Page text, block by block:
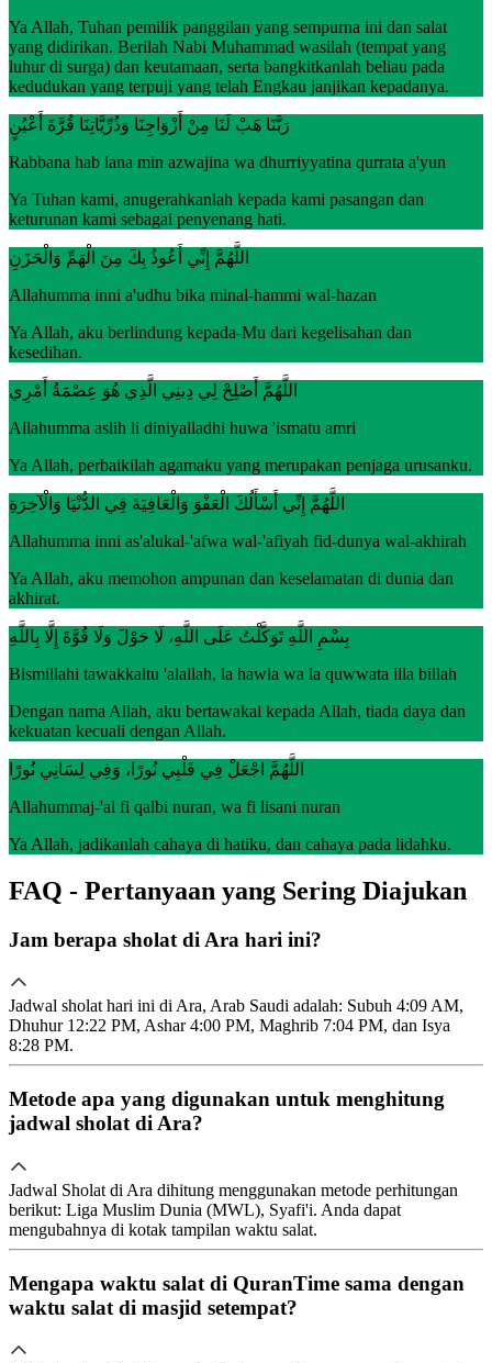
Ya Allah, Tuhan pemilik panggilan yang sempurna ini dan salat
yang didirikan. Berilah Nabi Muhammad wasilah (tempat yang
luhur di surga) dan keutamaan, serta bangkitkanlah beliau pada
kedudukan yang terpuji yang telah Engkau janjikan kepadanya.
رَبَّنَا هَبْ لَنَا مِنْ أَزْوَاجِنَا وَذُرِّيَّاتِنَا قُرَّةَ أَعْيُنٍ
Rabbana hab lana min azwajina wa dhurriyyatina qurrata a'yun
Ya Tuhan kami, anugerahkanlah kepada kami pasangan dan
keturunan kami sebagai penyenang hati.
اللَّهُمَّ إِنِّي أَعُوذُ بِكَ مِنَ الْهَمِّ وَالْحَزَنِ
Allahumma inni a'udhu bika minal-hammi wal-hazan
Ya Allah, aku berlindung kepada-Mu dari kegelisahan dan
kesedihan.
اللَّهُمَّ أَصْلِحْ لِي دِينِي الَّذِي هُوَ عِصْمَةُ أَمْرِي
Allahumma aslih li diniyalladhi huwa 'ismatu amri
Ya Allah, perbaikilah agamaku yang merupakan penjaga urusanku.
اللَّهُمَّ إِنِّي أَسْأَلُكَ الْعَفْوَ وَالْعَافِيَةَ فِي الدُّنْيَا وَالْآخِرَةِ
Allahumma inni as'alukal-'afwa wal-'afiyah fid-dunya wal-akhirah
Ya Allah, aku memohon ampunan dan keselamatan di dunia dan
akhirat.
بِسْمِ اللَّهِ تَوَكَّلْتُ عَلَى اللَّهِ، لَا حَوْلَ وَلَا قُوَّةَ إِلَّا بِاللَّهِ
Bismillahi tawakkaltu 'alallah, la hawla wa la quwwata illa billah
Dengan nama Allah, aku bertawakal kepada Allah, tiada daya dan
kekuatan kecuali dengan Allah.
اللَّهُمَّ اجْعَلْ فِي قَلْبِي نُورًا، وَفِي لِسَانِي نُورًا
Allahummaj-'al fi qalbi nuran, wa fi lisani nuran
Ya Allah, jadikanlah cahaya di hatiku, dan cahaya pada lidahku.
FAQ - Pertanyaan yang Sering Diajukan
Jam berapa sholat di Ara hari ini?
Jadwal sholat hari ini di Ara, Arab Saudi adalah: Subuh 4:09 AM,
Dhuhur 12:22 PM, Ashar 4:00 PM, Maghrib 7:04 PM, dan Isya
8:28 PM.
Metode apa yang digunakan untuk menghitung
jadwal sholat di Ara?
Jadwal Sholat di Ara dihitung menggunakan metode perhitungan
berikut: Liga Muslim Dunia (MWL), Syafi'i. Anda dapat
mengubahnya di kotak tampilan waktu salat.
Mengapa waktu salat di QuranTime sama dengan
waktu salat di masjid setempat?